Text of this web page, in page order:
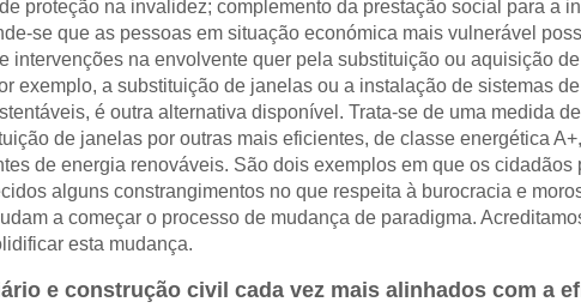
proteção na invalidez; complemento da prestação social para a
se que as pessoas em situação económica mais vulnerável
intervenções na envolvente quer pela substituição ou aquisição
exemplo, a substituição de janelas ou a instalação de sistemas
é outra alternativa disponível. Trata-se de uma medida
de janelas por outras mais eficientes, de classe energética
de energia renováveis. São dois exemplos em que os
alguns constrangimentos no que respeita à burocracia e
a começar o processo de mudança de paradigma.
esta mudança.
e construção civil cada vez mais alinhados com a